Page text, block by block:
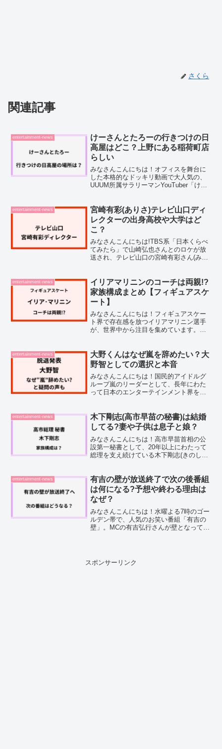
さくら
関連記事
entertainment-news
けーさんとたろーの行きつけの日
高屋はどこ？上野にある稲荷町店
らしい
みなさんこんにちは！オフィスを舞台に
した本格的なドッキリ動画で大人気の、
UUUM所属サラリーマンYouTuber「けー
ていて、見ていると本当に仲のよさが伝
わってきますよ...
entertainment-news
宮崎有彩(ありさ)テレビ山口ディ
レクターの出身高校や大学はど
こ？
みなさんこんにちは!TBS系「日本くらべ
てみたら」で山崎弘也さんとのロケが放
送され、テレビ山口の宮崎有彩さん(みや
ていた経歴があるそうで、いったいどん
な方なのか気にな...
entertainment-news
イリアマリニンのコーチは両親!?
家族構成まとめ【フィギュアスケ
ート】
みなさんこんにちは！フィギュアスケー
ト界で存在感を放つイリアマリニン選手
が、世界中から注目を集めています。史
れていますよね。そんなイリアマリニン
選手のコーチとして支え...
entertainment-news
大野くんはなぜ嵐を辞めたい？大
野智としての選択と本音
みなさんこんにちは！国民的アイドルグ
ループ嵐のリーダーとして、長年にわた
って日本のエンターテインメント界を牽
マルチな才能を持つ方ですよね。そんな
大野くんが、「嵐を辞めた...
entertainment-news
木下剛志(高市早苗の秘書)は結婚
してる?妻や子供は息子と娘？
みなさんこんにちは！高市早苗首相の公
設第一秘書として、20年以上にわたって
総理を支え続けている木下剛志(きのした
ろう？」と気になっている方も多いので
はないでしょうか。...
entertainment-news
有吉の壁が放送終了で次の後番組
は何になる?予想や終わる理由は
なぜ？
みなさんこんにちは！水曜よる7時のゴー
ルデン帯で、人気のお笑い番組「有吉の
壁」。MCの有吉弘行さんが壁となって、
うやら放送終了する...
スポンサーリンク